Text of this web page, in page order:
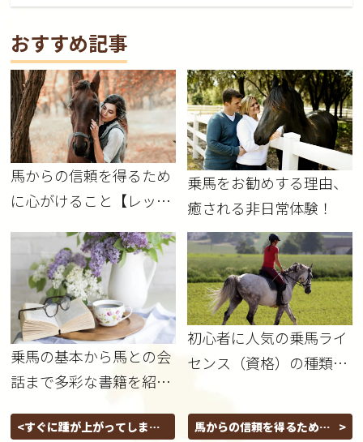
おすすめ記事
馬からの信頼を得るため
に心がけること【レッス
乗馬をお勧めする理由、
癒される非日常体験！
乗馬の基本から馬との会
話まで多彩な書籍を紹介
初心者に人気の乗馬ライ
センス（資格）の種類と
すぐに踵が上がってしまう
馬からの信頼を得るために